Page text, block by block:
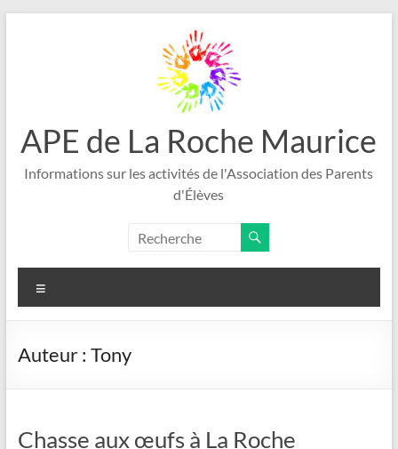
APE de La Roche Maurice
Informations sur les activités de l'Association des Parents
d'Élèves
Auteur : Tony
Chasse aux œufs à La Roche